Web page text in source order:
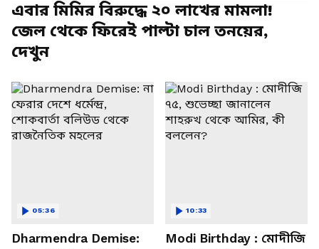
এবার মিমির বিরুদ্ধে ২০ লাখের মামলা!
জেল থেকে ফিরেই পাল্টা চাল তনয়ের,
দেখুন
Dharmendra Demise:
05:36
Modi Birthday : মোদীজি
10:33